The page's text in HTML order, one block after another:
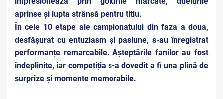
aprinse și lupta strânsă pentru titlu.
În cele 10 etape ale campionatului din faza a doua,
desfășurat cu entuziasm și pasiune, s-au înregistrat
performanțe remarcabile. Așteptările fanilor au fost
îndeplinite, iar competiția s-a dovedit a fi una plină de
surprize și momente memorabile.